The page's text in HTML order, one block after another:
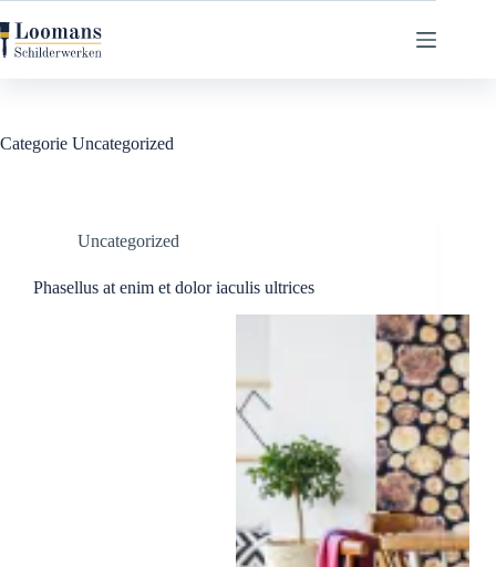
naar
de
Categorie Uncategorized
Uncategorized
Phasellus at enim et dolor iaculis ultrices